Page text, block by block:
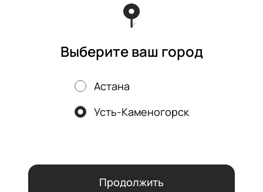
аналитических сервисов согласно нашейполитике
конфиденциальности
ОК
Политика конфиденциальности
Акции, скидки, кэшбэк − в нашем приложении!
Выберите ваш город
Астана
Усть-Каменогорск